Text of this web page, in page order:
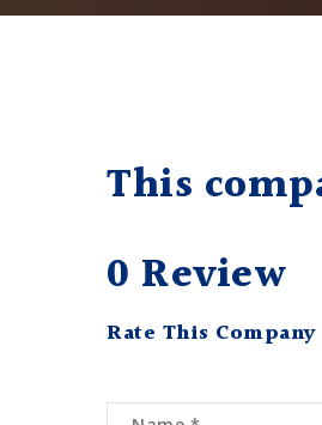
This
0 Review
Rate This Company